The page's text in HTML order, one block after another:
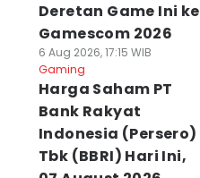
Deretan Game Ini ke
Gamescom 2026
6 Aug 2026, 17:15 WIB
Gaming
Harga Saham PT
Bank Rakyat
Indonesia (Persero)
Tbk (BBRI) Hari Ini,